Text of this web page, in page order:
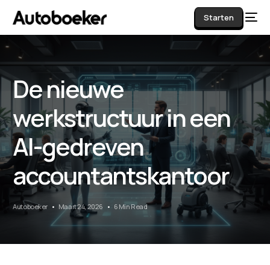
Starten
De nieuwe
werkstructuur in een
AI-gedreven
accountantskantoor
Autoboeker Maart 24, 2026 6 Min Read